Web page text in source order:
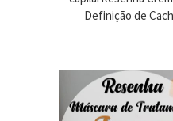
Definição de